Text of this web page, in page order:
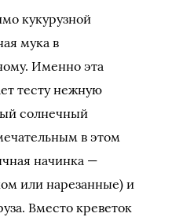
кукурузной
мука в
Именно эта
тесту нежную
солнечный
в этом
начинка —
или нарезанные) и
Вместо креветок